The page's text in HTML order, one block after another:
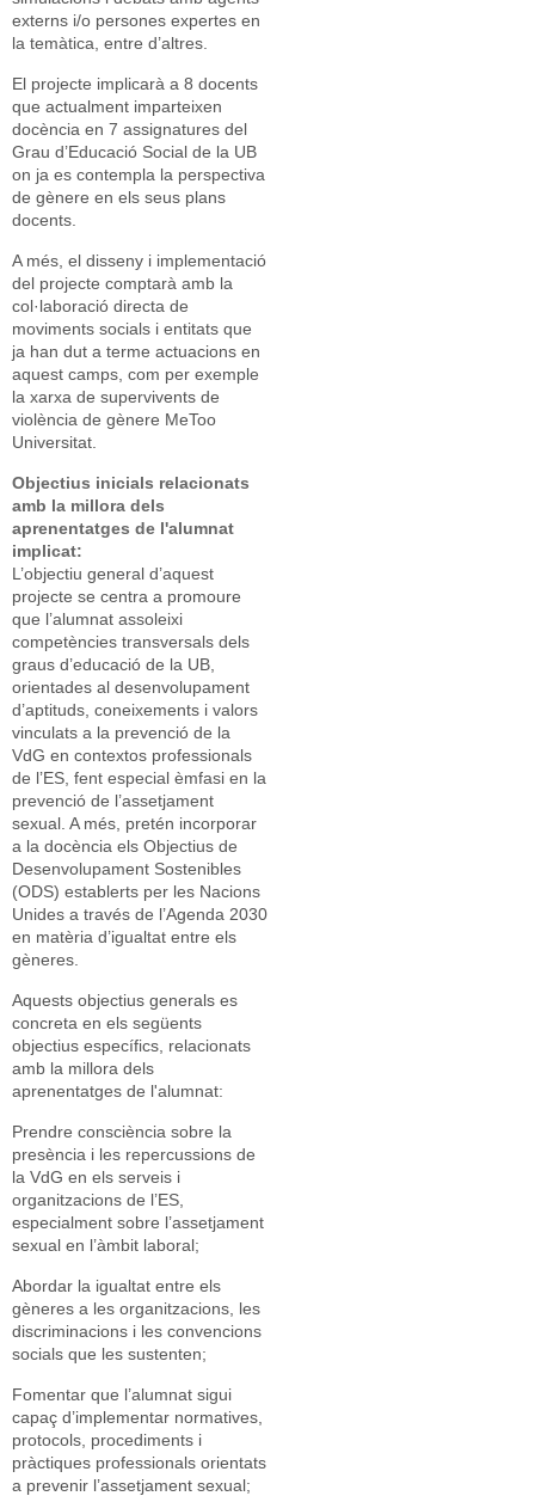
externs i/o persones expertes en
la temàtica, entre d’altres.
El projecte implicarà a 8 docents
que actualment imparteixen
docència en 7 assignatures del
Grau d’Educació Social de la UB
on ja es contempla la perspectiva
de gènere en els seus plans
docents.
A més, el disseny i implementació
del projecte comptarà amb la
col·laboració directa de
moviments socials i entitats que
ja han dut a terme actuacions en
aquest camps, com per exemple
la xarxa de supervivents de
violència de gènere MeToo
Universitat.
Objectius inicials relacionats
amb la millora dels
aprenentatges de l'alumnat
implicat:
L’objectiu general d’aquest
projecte se centra a promoure
que l’alumnat assoleixi
competències transversals dels
graus d’educació de la UB,
orientades al desenvolupament
d’aptituds, coneixements i valors
vinculats a la prevenció de la
VdG en contextos professionals
de l’ES, fent especial èmfasi en la
prevenció de l’assetjament
sexual. A més, pretén incorporar
a la docència els Objectius de
Desenvolupament Sostenibles
(ODS) establerts per les Nacions
Unides a través de l’Agenda 2030
en matèria d’igualtat entre els
gèneres.
Aquests objectius generals es
concreta en els següents
objectius específics, relacionats
amb la millora dels
aprenentatges de l'alumnat:
Prendre consciència sobre la
presència i les repercussions de
la VdG en els serveis i
organitzacions de l’ES,
especialment sobre l’assetjament
sexual en l’àmbit laboral;
Abordar la igualtat entre els
gèneres a les organitzacions, les
discriminacions i les convencions
socials que les sustenten;
Fomentar que l’alumnat sigui
capaç d’implementar normatives,
protocols, procediments i
pràctiques professionals orientats
a prevenir l’assetjament sexual;